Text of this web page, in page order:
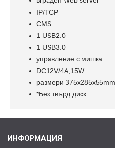
IP/TCP
CMS
1 USB2.0
1 USB3.0
управление с мишка
DC12V/4A,15W
размери 375x285х55mm
*Без твърд диск
ИНФОРМАЦИЯ